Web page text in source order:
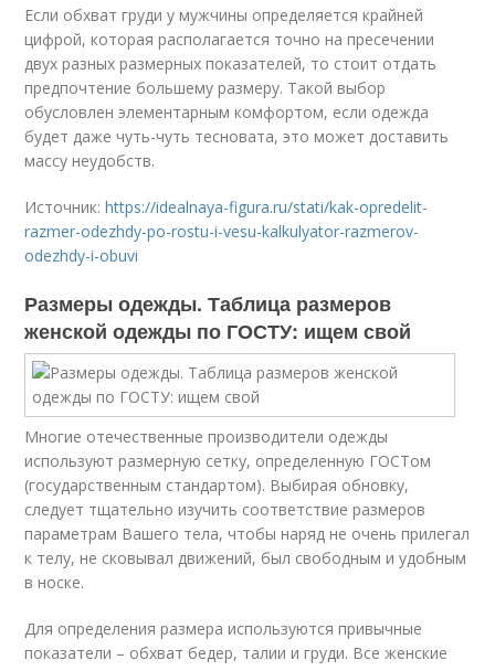
Если обхват груди у мужчины определяется крайней
цифрой, которая располагается точно на пресечении
двух разных размерных показателей, то стоит отдать
предпочтение большему размеру. Такой выбор
обусловлен элементарным комфортом, если одежда
будет даже чуть-чуть тесновата, это может доставить
массу неудобств.
Источник:https://idealnaya-figura.ru/stati/kak-opredelit-
razmer-odezhdy-po-rostu-i-vesu-kalkulyator-razmerov-
odezhdy-i-obuvi
Размеры одежды. Таблица размеров
женской одежды по ГОСТУ: ищем свой
Многие отечественные производители одежды
используют размерную сетку, определенную ГОСТом
(государственным стандартом). Выбирая обновку,
следует тщательно изучить соответствие размеров
параметрам Вашего тела, чтобы наряд не очень прилегал
к телу, не сковывал движений, был свободным и удобным
в носке.
Для определения размера используются привычные
показатели – обхват бедер, талии и груди. Все женские